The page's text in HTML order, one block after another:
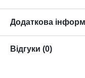
Додаткова
Відгуки (0)